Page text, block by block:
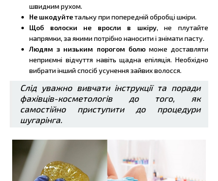
швидким рухом.
Не шкодуйтетальку при попередній обробці шкіри.
Щоб волоски не вросли в шкіру, не плутайте
напрямки, за якими потрібно наносити і знімати пасту.
Людям з низьким порогом болюможе доставляти
неприємні відчуття навіть щадна епіляція. Необхідно
вибрати інший спосіб усунення зайвих волосся.
Слід уважно вивчати інструкції та поради
фахівців-косметологів до того, як
самостійно приступити до процедури
шугарінга.